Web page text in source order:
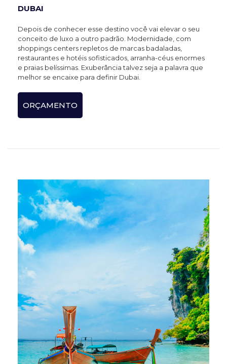
DUBAI
Depois de conhecer esse destino você vai elevar o seu
conceito de luxo a outro padrão. Modernidade, com
shoppings centers repletos de marcas badaladas,
restaurantes e hotéis sofisticados, arranha-céus enormes
e praias belíssimas. Exuberância talvez seja a palavra que
melhor se encaixe para definir Dubai.
ORÇAMENTO